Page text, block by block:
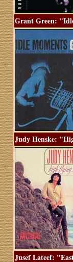
Grant Green:
Judy Henske:
Jusef Lateef: